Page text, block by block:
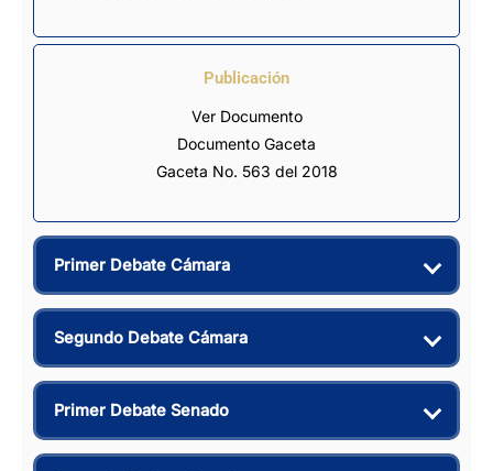
Publicación
Ver Documento
Documento Gaceta
Gaceta No. 563 del 2018
Primer Debate Cámara
Segundo Debate Cámara
Primer Debate Senado